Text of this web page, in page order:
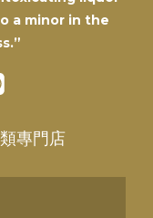
a minor in the
專門店